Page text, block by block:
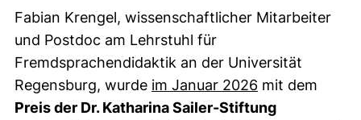
Fabian Krengel, wissenschaftlicher Mitarbeiter
und Postdoc am Lehrstuhl für
Fremdsprachendidaktik an der Universität
Regensburg, wurde im Januar 2026 (externer
mit dem
Preis der Dr. Katharina Sailer-Stiftung